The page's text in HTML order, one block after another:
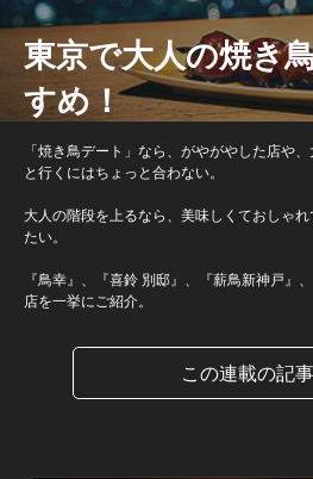
東京で大人の焼き
すめ！
「焼き鳥デート」なら、がやがやした店や
と行くにはちょっと合わない。
大人の階段を上るなら、美味しくておしゃ
たい。
『鳥幸』、『喜鈴 別邸』、『薪鳥新神戸』
店を一挙にご紹介。
この連載の記